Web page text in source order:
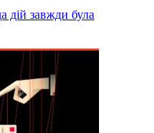
дій завжди була